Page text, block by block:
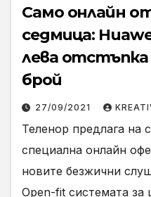
Само онлайн
седмица:
лева
брой
27/09/2021
Теленор предлага на
специална онлайн
новите безжични
Open-fit системата за